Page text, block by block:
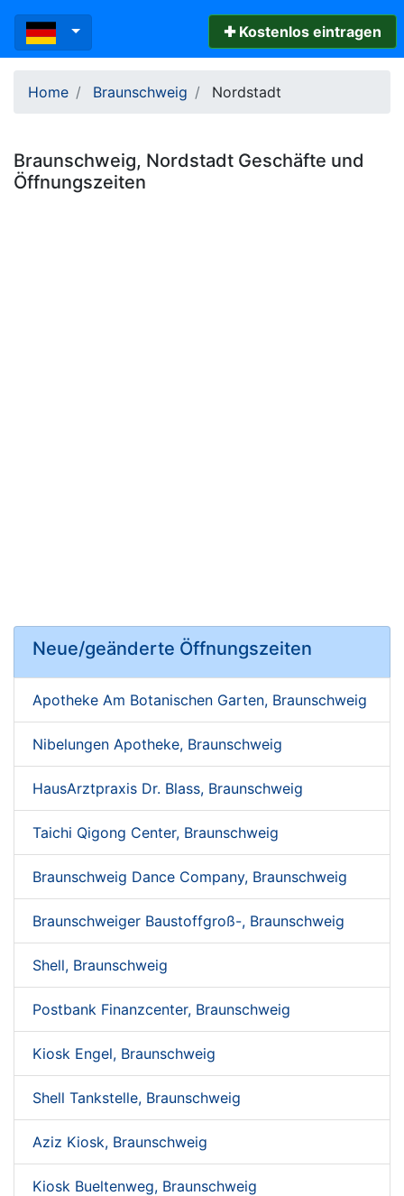
✚ Kostenlos eintragen
Home Braunschweig Nordstadt
Braunschweig, Nordstadt Geschäfte und
Öffnungszeiten
Neue/geänderte Öffnungszeiten
Apotheke Am Botanischen Garten, Braunschweig
Nibelungen Apotheke, Braunschweig
HausArztpraxis Dr. Blass, Braunschweig
Taichi Qigong Center, Braunschweig
Braunschweig Dance Company, Braunschweig
Braunschweiger Baustoffgroß-, Braunschweig
Shell, Braunschweig
Postbank Finanzcenter, Braunschweig
Kiosk Engel, Braunschweig
Shell Tankstelle, Braunschweig
Aziz Kiosk, Braunschweig
Kiosk Bueltenweg, Braunschweig